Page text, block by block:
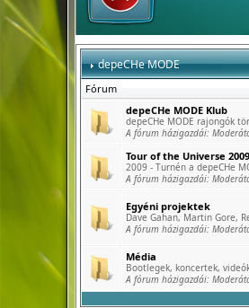
depeCHe MODE
Fórum
depeCHe MODE Klub
depeCHe MODE rajongók
A fórum házigazdái:
Tour of the Universe 2009
2009 - Turnén a depeCHe
A fórum házigazdái:
Egyéni projektek
Dave Gahan, Martin Gore,
A fórum házigazdái:
Média
Bootlegek, koncertek,
A fórum házigazdái: